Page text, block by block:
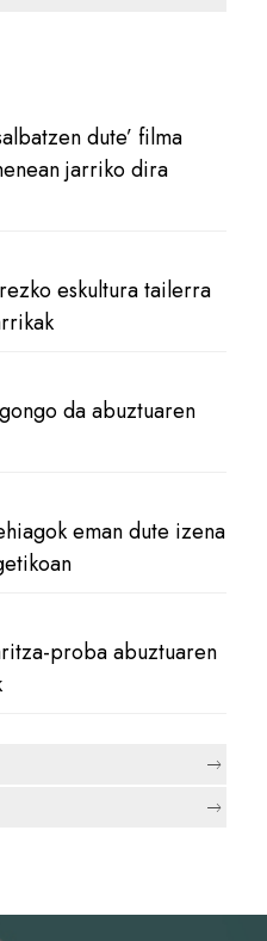
dute’ filma
jarriko dira
eskultura tailerra
da abuztuaren
eman dute izena
proba abuztuaren